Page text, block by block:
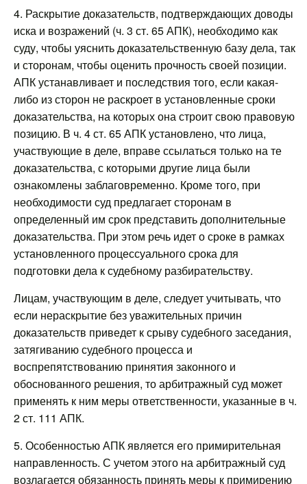
4. Раскрытие доказательств, подтверждающих доводы
иска и возражений (ч. 3 ст. 65 АПК), необходимо как
суду, чтобы уяснить доказательственную базу дела, так
и сторонам, чтобы оценить прочность своей позиции.
АПК устанавливает и последствия того, если какая-
либо из сторон не раскроет в установленные сроки
доказательства, на которых она строит свою правовую
позицию. В ч. 4 ст. 65 АПК установлено, что лица,
участвующие в деле, вправе ссылаться только на те
доказательства, с которыми другие лица были
ознакомлены заблаговременно. Кроме того, при
необходимости суд предлагает сторонам в
определенный им срок представить дополнительные
доказательства. При этом речь идет о сроке в рамках
установленного процессуального срока для
подготовки дела к судебному разбирательству.
Лицам, участвующим в деле, следует учитывать, что
если нераскрытие без уважительных причин
доказательств приведет к срыву судебного заседания,
затягиванию судебного процесса и
воспрепятствованию принятия законного и
обоснованного решения, то арбитражный суд может
применять к ним меры ответственности, указанные в ч.
2 ст. 111 АПК.
5. Особенностью АПК является его примирительная
направленность. С учетом этого на арбитражный суд
возлагается обязанность принять меры к примирению